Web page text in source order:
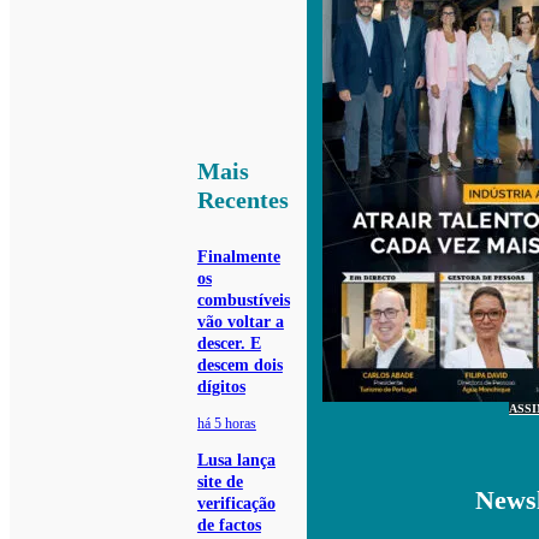
Mais
Recentes
Finalmente
os
combustíveis
vão voltar a
descer. E
descem dois
dígitos
há 5 horas
Lusa lança
site de
verificação
de factos